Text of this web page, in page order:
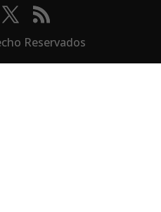
Reservados